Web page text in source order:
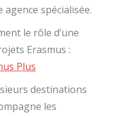
spécialisée.
le rôle d’une
Erasmus :
Plus
destinations
les